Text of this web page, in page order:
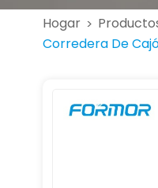
Hogar >
Corredera De